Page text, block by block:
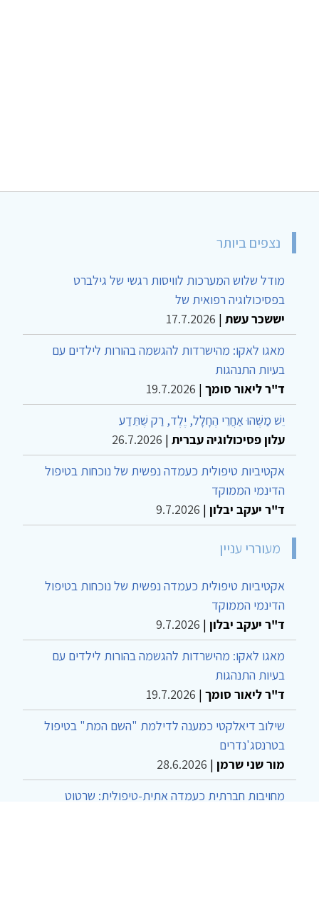
נצפים ביותר
מודל שלוש המערכות לוויסות רגשי של גילברט
בפסיכולוגיה רפואית של
יששכר עשת |
17.7.2026
מאגו לאקו: מהישרדות להגשמה בהורות לילדים עם
בעיות התנהגות
ד"ר ליאור סומך |
19.7.2026
יֵשׁ מַשֶּׁהוּ אַחֲרֵי הֶחָלָל, יֶלֶד, רַק שֶׁתֵּדַע
עלון פסיכולוגיה עברית |
26.7.2026
אקטיביות טיפולית כעמדה נפשית של נוכחות בטיפול
הדינמי הממוקד
ד"ר יעקב יבלון |
9.7.2026
מעוררי עניין
אקטיביות טיפולית כעמדה נפשית של נוכחות בטיפול
הדינמי הממוקד
ד"ר יעקב יבלון |
9.7.2026
מאגו לאקו: מהישרדות להגשמה בהורות לילדים עם
בעיות התנהגות
ד"ר ליאור סומך |
19.7.2026
שילוב דיאלקטי כמענה לדילמת "השם המת" בטיפול
בטרנסג'נדרים
מור שני שרמן |
28.6.2026
מחויבות חברתית כעמדה אתית-טיפולית: שרטוט